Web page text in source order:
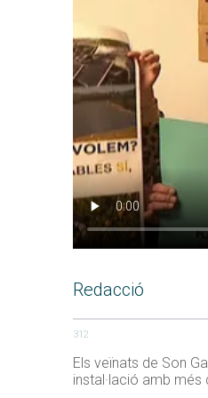
Redacció
312
Els veïnats de Son
instal·lació amb